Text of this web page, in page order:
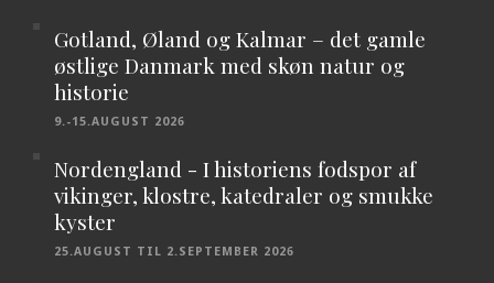
Gotland, Øland og Kalmar – det gamle
østlige Danmark med skøn natur og
historie
9.-15.AUGUST 2026
Nordengland - I historiens fodspor af
vikinger, klostre, katedraler og smukke
kyster
25.AUGUST TIL 2.SEPTEMBER 2026